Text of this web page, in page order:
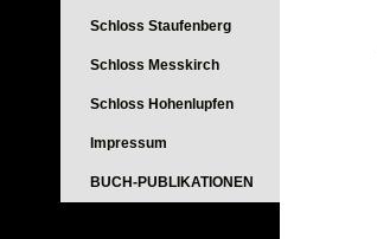
Schloss Staufenberg
Schloss Messkirch
Schloss Hohenlupfen
Impressum
BUCH-PUBLIKATIONEN